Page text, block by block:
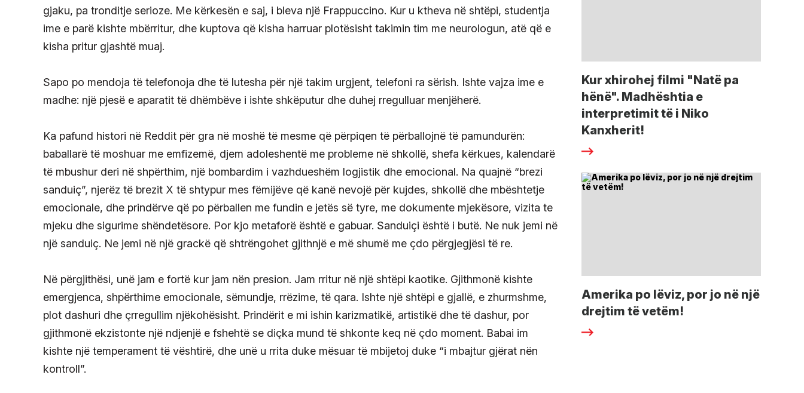
gjaku, pa tronditje serioze. Me kërkesën e saj, i bleva një Frappuccino. Kur u ktheva në shtëpi, studentja
ime e parë kishte mbërritur, dhe kuptova që kisha harruar plotësisht takimin tim me neurologun, atë që e
kisha pritur gjashtë muaj.
Sapo po mendoja të telefonoja dhe të lutesha për një takim urgjent, telefoni ra sërish. Ishte vajza ime e
madhe: një pjesë e aparatit të dhëmbëve i ishte shkëputur dhe duhej rregulluar menjëherë.
Ka pafund histori në Reddit për gra në moshë të mesme që përpiqen të përballojnë të pamundurën:
baballarë të moshuar me emfizemë, djem adoleshentë me probleme në shkollë, shefa kërkues, kalendarë
të mbushur deri në shpërthim, një bombardim i vazhdueshëm logjistik dhe emocional. Na quajnë “brezi
sanduiç”, njerëz të brezit X të shtypur mes fëmijëve që kanë nevojë për kujdes, shkollë dhe mbështetje
emocionale, dhe prindërve që po përballen me fundin e jetës së tyre, me dokumente mjekësore, vizita te
mjeku dhe sigurime shëndetësore. Por kjo metaforë është e gabuar. Sanduiçi është i butë. Ne nuk jemi në
një sanduiç. Ne jemi në një grackë që shtrëngohet gjithnjë e më shumë me çdo përgjegjësi të re.
Në përgjithësi, unë jam e fortë kur jam nën presion. Jam rritur në një shtëpi kaotike. Gjithmonë kishte
emergjenca, shpërthime emocionale, sëmundje, rrëzime, të qara. Ishte një shtëpi e gjallë, e zhurmshme,
plot dashuri dhe çrregullim njëkohësisht. Prindërit e mi ishin karizmatikë, artistikë dhe të dashur, por
gjithmonë ekzistonte një ndjenjë e fshehtë se diçka mund të shkonte keq në çdo moment. Babai im
kishte një temperament të vështirë, dhe unë u rrita duke mësuar të mbijetoj duke “i mbajtur gjërat nën
kontroll”.
Kur xhirohej filmi "Natë pa
hënë". Madhështia e
interpretimit të i Niko
Kanxherit!
Amerika po lëviz, por jo në një
drejtim të vetëm!